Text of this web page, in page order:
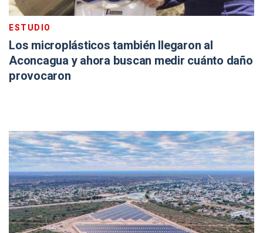
ESTUDIO
Los microplásticos también llegaron al
Aconcagua y ahora buscan medir cuánto daño
provocaron